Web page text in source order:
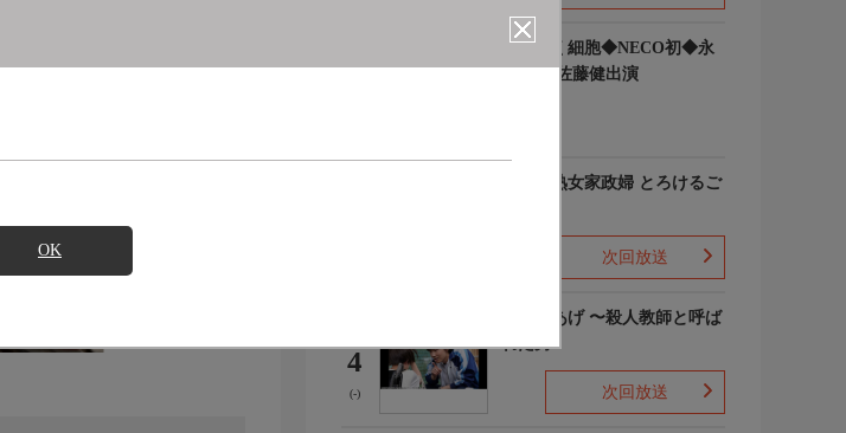
OK
はたらく細胞◆NECO初◆永
野芽郁 佐藤健出演
愛しの熟女家政婦 とろけるご
次回放送
4
(-)
でっちあげ 〜殺人教師と呼ば
れた男
次回放送